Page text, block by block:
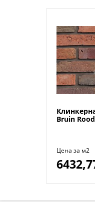
Bruin
Цена за м2